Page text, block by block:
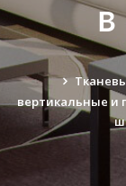
в
вертикальные и